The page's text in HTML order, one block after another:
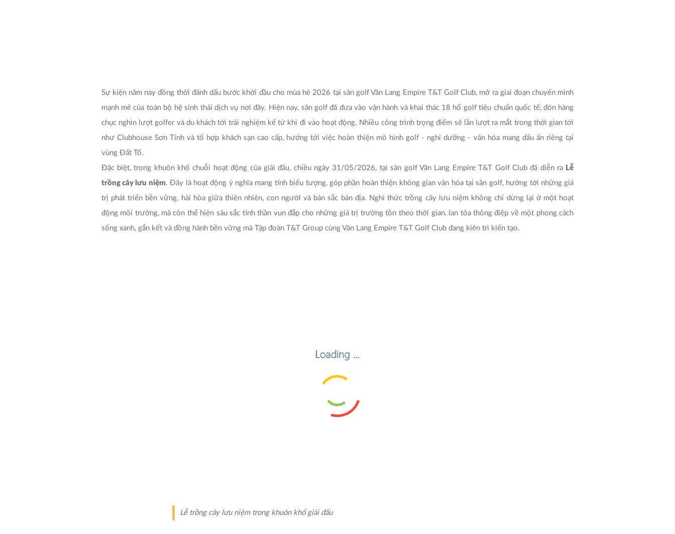
Sự kiện năm nay đồng thời đánh dấu bước khởi đầu cho mùa hè 2026 tại sân golf Văn Lang Empire T&T Golf Club, mở ra giai đoạn chuyển mình
mạnh mẽ của toàn bộ hệ sinh thái dịch vụ nơi đây. Hiện nay, sân golf đã đưa vào vận hành và khai thác 18 hố golf tiêu chuẩn quốc tế, đón hàng
chục nghìn lượt golfer và du khách tới trải nghiệm kể từ khi đi vào hoạt động. Nhiều công trình trọng điểm sẽ lần lượt ra mắt trong thời gian tới
như Clubhouse Sơn Tinh và tổ hợp khách sạn cao cấp, hướng tới việc hoàn thiện mô hình golf - nghỉ dưỡng - văn hóa mang dấu ấn riêng tại
vùng Đất Tổ.
Đặc biệt, trong khuôn khổ chuỗi hoạt động của giải đấu, chiều ngày 31/05/2026, tại sân golf Văn Lang Empire T&T Golf Club đã diễn ra Lễ
trồng cây lưu niệm
. Đây là hoạt động ý nghĩa mang tính biểu tượng, góp phần hoàn thiện không gian văn hóa tại sân golf, hướng tới những giá
trị phát triển bền vững, hài hòa giữa thiên nhiên, con người và bản sắc bản địa. Nghi thức trồng cây lưu niệm không chỉ dừng lại ở một hoạt
động môi trường, mà còn thể hiện sâu sắc tinh thần vun đắp cho những giá trị trường tồn theo thời gian, lan tỏa thông điệp về một phong cách
sống xanh, gắn kết và đồng hành bền vững mà Tập đoàn T&T Group cùng Văn Lang Empire T&T Golf Club đang kiên trì kiến tạo.
Lễ trồng cây lưu niệm trong khuôn khổ giải đấu